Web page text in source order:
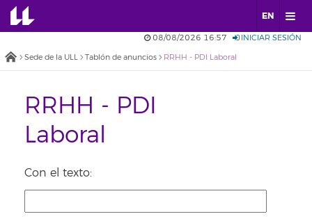
EN
08/08/2026 16:57 INICIAR SESIÓN
Sede de la ULL Tablón de anuncios RRHH - PDI Laboral
RRHH - PDI
Laboral
Con el texto: